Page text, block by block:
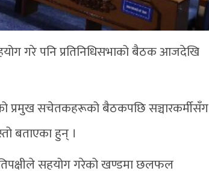
गरे पनि प्रतिनिधिसभाको बैठक आजदेखि
प्रमुख सचेतकहरूको बैठकपछि सञ्चारकर्मीसँग
बताएका हुन् ।
सहयोग गरेको खण्डमा छलफल